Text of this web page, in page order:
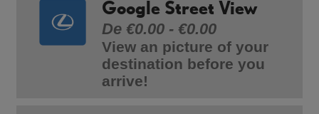
Google Street View
De €0.00 - €0.00
View an picture of your
destination before you
arrive!